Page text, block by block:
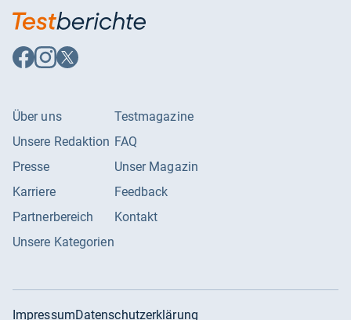
Auf
Facebook
Auf
Instagram
Auf
X
Über uns
Unsere Redaktion
Presse
Karriere
Partnerbereich
Unsere Kategorien
Testmagazine
FAQ
Unser Magazin
Feedback
Kontakt
ImpressumDatenschutzerklärung